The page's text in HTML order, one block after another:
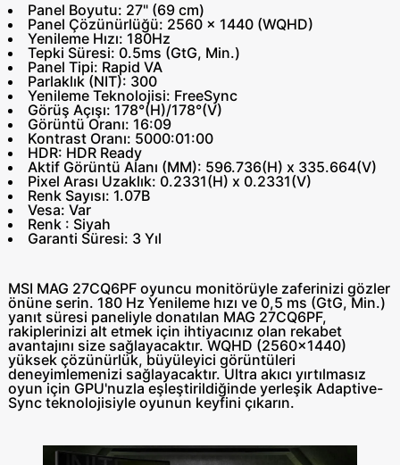
Panel Boyutu: 27" (69 cm)
Panel Çözünürlüğü: 2560 x 1440 (WQHD)
Yenileme Hızı: 180Hz
Tepki Süresi: 0.5ms (GtG, Min.)
Panel Tipi: Rapid VA
Parlaklık (NIT): 300
Yenileme Teknolojisi: FreeSync
Görüş Açışı: 178°(H)/178°(V)
Görüntü Oranı: 16:09
Kontrast Oranı: 5000:01:00
HDR: HDR Ready
Aktif Görüntü Alanı (MM): 596.736(H) x 335.664(V)
Pixel Arası Uzaklık: 0.2331(H) x 0.2331(V)
Renk Sayısı: 1.07B
Vesa: Var
Renk : Siyah
Garanti Süresi: 3 Yıl
MSI MAG 27CQ6PF oyuncu monitörüyle zaferinizi gözler
önüne serin. 180 Hz Yenileme hızı ve 0,5 ms (GtG, Min.)
yanıt süresi paneliyle donatılan MAG 27CQ6PF,
rakiplerinizi alt etmek için ihtiyacınız olan rekabet
avantajını size sağlayacaktır. WQHD (2560x1440)
yüksek çözünürlük, büyüleyici görüntüleri
deneyimlemenizi sağlayacaktır. Ultra akıcı yırtılmasız
oyun için GPU'nuzla eşleştirildiğinde yerleşik Adaptive-
Sync teknolojisiyle oyunun keyfini çıkarın.